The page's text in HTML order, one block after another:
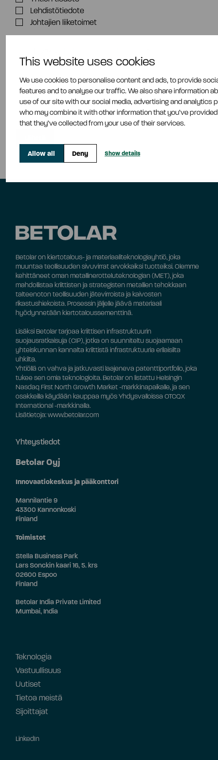
This website uses cookies
We use cookies to personalise content and ads, to provide
features and to analyse our traffic. We also share information
use of our site with our social media, advertising and analytics
who may combine it with other information that you’ve
that they’ve collected from your use of their services.
Allow all Deny Show details
Lehdistötiedote
Johtajien liiketoimet
Betolar on kiertotalous- ja materiaaliteknologiayhtiö, joka
muuntaa teollisuuden sivuvirrat arvokkaiksi tuotteiksi. Olemme
kehittäneet oman metallinerotteluteknologian (MET), joka
mahdollistaa kriittisten ja strategisten metallien tehokkaan
talteenoton teollisuuden jätevirroista ja kaivosten
rikastushiekoista. Prosessin jäljelle jäävä materiaali
hyödynnetään kiertotaloussementtinä.
Lisäksi Betolar tarjoaa kriittisen infrastruktuurin
suojausratkaisuja (CIP), jotka on suunniteltu suojaamaan
yhteiskunnan kannalta kriittistä infrastruktuuria erilaisilta
uhkilta.
Yhtiöllä on vahva ja jatkuvasti laajeneva patenttiportfolio, joka
tukee sen omia teknologioita. Betolar on listattu Helsingin
Nasdaq First North Growth Market -markkinapaikalle, ja sen
osakkeilla käydään kauppaa myös Yhdysvalloissa OTCQX
International -markkinalla.
Lisätietoja: www.betolar.com
Yhteystiedot
Betolar Oyj
Innovaatiokeskus ja pääkonttori
Mannilantie 9
43300 Kannonkoski
Finland
Toimistot
Stella Business Park
Lars Sonckin kaari 16, 5. krs
02600 Espoo
Finland
Betolar India Private Limited
Mumbai, India
Teknologia
Vastuullisuus
Uutiset
Tietoa meistä
Sijoittajat
LinkedIn